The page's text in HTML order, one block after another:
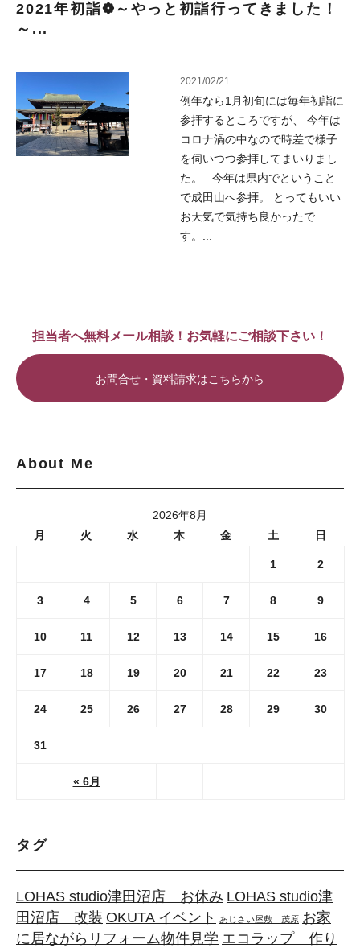
2021年初詣❁～やっと初詣行ってきました！
～...
2021/02/21
例年なら1月初旬には毎年初詣に
参拝するところですが、 今年は
コロナ渦の中なので時差で様子
を伺いつつ参拝してまいりまし
た。 今年は県内でということ
で成田山へ参拝。 とってもいい
お天気で気持ち良かったで
す。...
担当者へ無料メール相談！お気軽にご相談下さい！
お問合せ・資料請求はこちらから
About Me
2026年8月
月
火 水 木 金 土 日
« 6月
1 2
3 4 5 6 7 8 9
10 11 12 13 14 15 16
17 18 19 20 21 22 23
24 25 26 27 28 29 30
31
タグ
LOHAS studio津田沼店 お休み LOHAS studio津
田沼店 改装 OKUTA イベント あじさい屋敷 茂原 お家
に居ながらリフォーム物件見学 エコラップ 作り